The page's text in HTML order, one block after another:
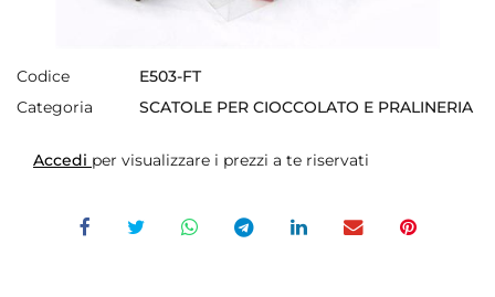
Codice
E503-FT
Categoria
SCATOLE PER CIOCCOLATO E PRALINERIA
Accedi per visualizzare i prezzi a te riservati